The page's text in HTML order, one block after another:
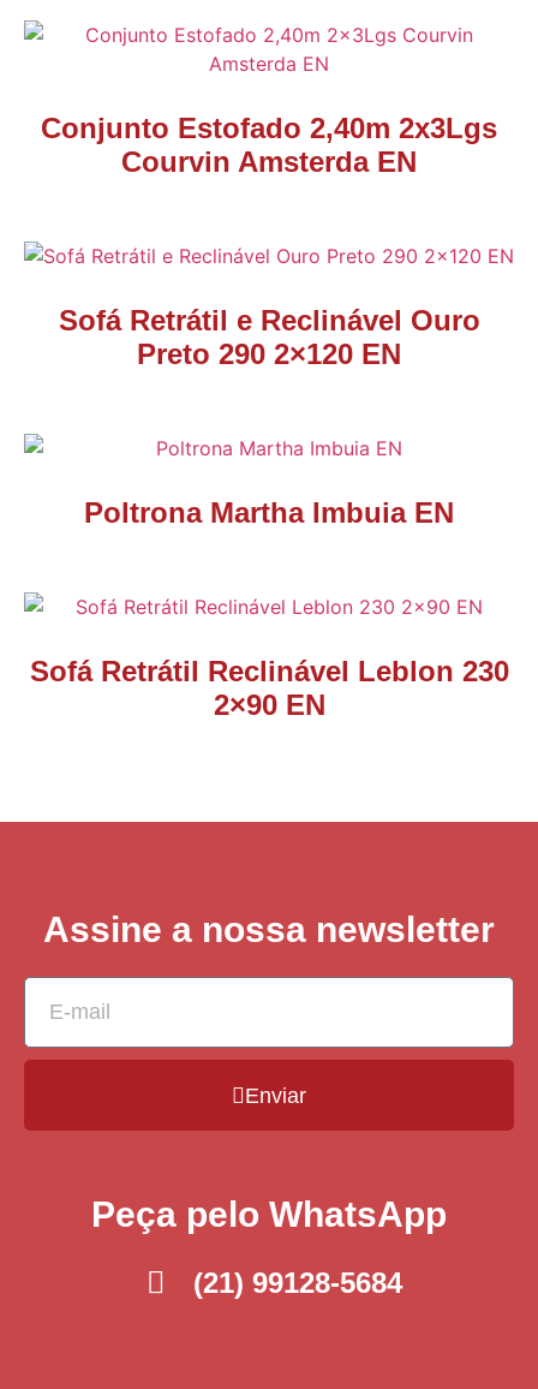
Conjunto Estofado 2,40m 2x3Lgs
Courvin Amsterda EN
Sofá Retrátil e Reclinável Ouro
Preto 290 2×120 EN
Poltrona Martha Imbuia EN
Sofá Retrátil Reclinável Leblon 230
2×90 EN
Assine a nossa newsletter
Enviar
Peça pelo WhatsApp
(21) 99128-5684